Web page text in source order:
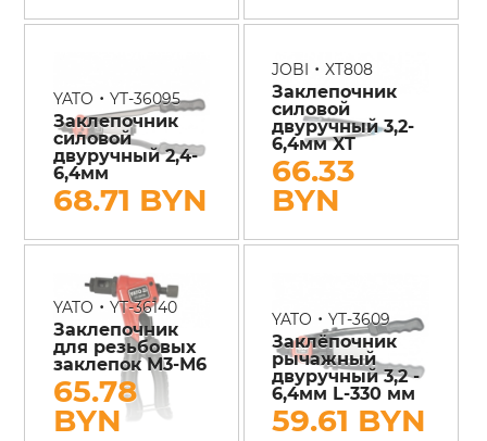
YATO • YT-36095
Заклепочник
силовой
двуручный 2,4-
6,4мм
68.71 BYN
JOBI •XT808
Заклепочник
силовой
двуручный 3,2-
6,4мм XT
66.33
BYN
YATO • YT-36140
Заклепочник
для резьбовых
заклепок М3-М6
65.78
BYN
YATO •YT-3609
Заклёпочник
рычажный
двуручный 3,2 -
6,4мм L-330 мм
59.61 BYN